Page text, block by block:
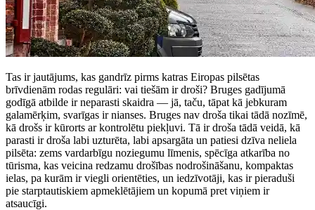
Tas ir jautājums, kas gandrīz pirms katras Eiropas pilsētas
brīvdienām rodas regulāri: vai tiešām ir droši? Bruges gadījumā
godīgā atbilde ir neparasti skaidra — jā, taču, tāpat kā jebkuram
galamērķim, svarīgas ir nianses. Bruges nav droša tikai tādā nozīmē,
kā drošs ir kūrorts ar kontrolētu piekļuvi. Tā ir droša tādā veidā, kā
parasti ir droša labi uzturēta, labi apsargāta un patiesi dzīva neliela
pilsēta: zems vardarbīgu noziegumu līmenis, spēcīga atkarība no
tūrisma, kas veicina redzamu drošības nodrošināšanu, kompaktas
ielas, pa kurām ir viegli orientēties, un iedzīvotāji, kas ir pieraduši
pie starptautiskiem apmeklētājiem un kopumā pret viņiem ir
atsaucīgi.